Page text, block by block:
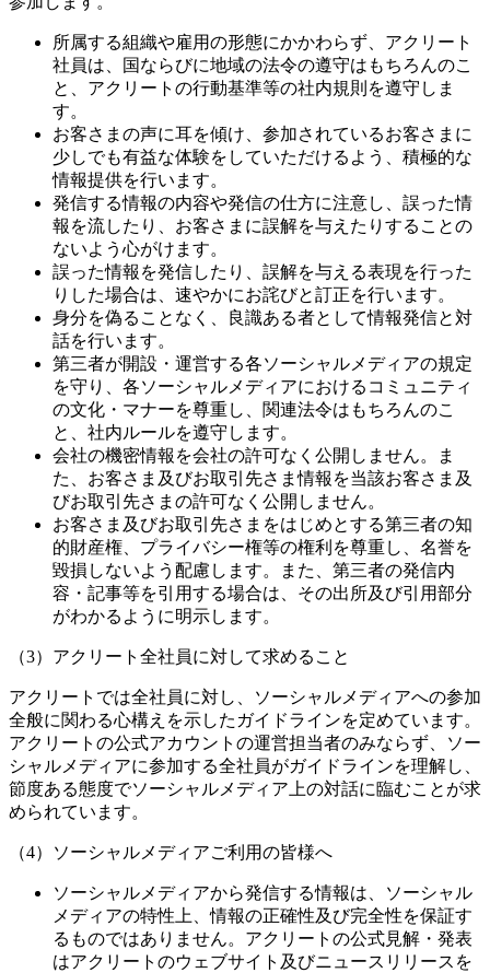
所属する組織や雇用の形態にかかわらず、アクリート
社員は、国ならびに地域の法令の遵守はもちろんのこ
と、アクリートの行動基準等の社内規則を遵守しま
す。
お客さまの声に耳を傾け、参加されているお客さまに
少しでも有益な体験をしていただけるよう、積極的な
情報提供を行います。
発信する情報の内容や発信の仕方に注意し、誤った情
報を流したり、お客さまに誤解を与えたりすることの
ないよう心がけます。
誤った情報を発信したり、誤解を与える表現を行った
りした場合は、速やかにお詫びと訂正を行います。
身分を偽ることなく、良識ある者として情報発信と対
話を行います。
第三者が開設・運営する各ソーシャルメディアの規定
を守り、各ソーシャルメディアにおけるコミュニティ
の文化・マナーを尊重し、関連法令はもちろんのこ
と、社内ルールを遵守します。
会社の機密情報を会社の許可なく公開しません。ま
た、お客さま及びお取引先さま情報を当該お客さま及
びお取引先さまの許可なく公開しません。
お客さま及びお取引先さまをはじめとする第三者の知
的財産権、プライバシー権等の権利を尊重し、名誉を
毀損しないよう配慮します。また、第三者の発信内
容・記事等を引用する場合は、その出所及び引用部分
がわかるように明示します。
（3）アクリート全社員に対して求めること
アクリートでは全社員に対し、ソーシャルメディアへの参加
全般に関わる心構えを示したガイドラインを定めています。
アクリートの公式アカウントの運営担当者のみならず、ソー
シャルメディアに参加する全社員がガイドラインを理解し、
節度ある態度でソーシャルメディア上の対話に臨むことが求
められています。
（4）ソーシャルメディアご利用の皆様へ
ソーシャルメディアから発信する情報は、ソーシャル
メディアの特性上、情報の正確性及び完全性を保証す
るものではありません。アクリートの公式見解・発表
はアクリートのウェブサイト及びニュースリリースを